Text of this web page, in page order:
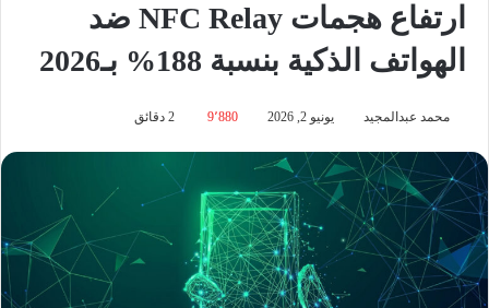
ارتفاع هجمات NFC Relay ضد
الهواتف الذكية بنسبة 188% بـ2026
محمد عبدالمجيد يونيو 2, 2026 9٬880